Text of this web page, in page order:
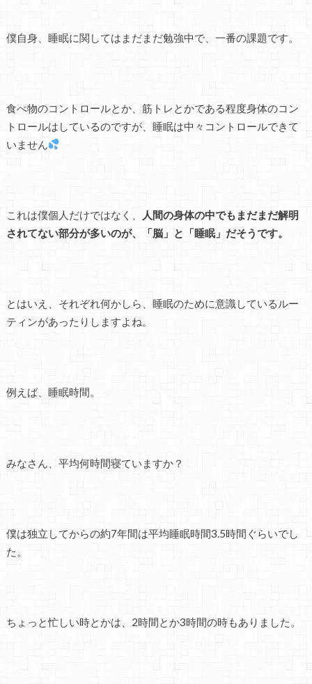
僕自身、睡眠に関してはまだまだ勉強中で、一番の課題です。
食べ物のコントロールとか、筋トレとかである程度身体のコン
トロールはしているのですが、睡眠は中々コントロールできて
いません
これは僕個人だけではなく、
人間の身体の中でもまだまだ解明
されてない部分が多いのが、「脳」と「睡眠」だそうです。
とはいえ、それぞれ何かしら、睡眠のために意識しているルー
ティンがあったりしますよね。
例えば、睡眠時間。
みなさん、平均何時間寝ていますか？
僕は独立してからの約7年間は平均睡眠時間3.5時間ぐらいでし
た。
ちょっと忙しい時とかは、2時間とか3時間の時もありました。